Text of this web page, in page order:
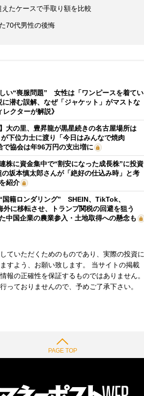
たケースで手取り額を比較
70代男性の後悔
い“喪服問題” 女性は「ワンピースを着てい
潜む誤解、なぜ「ジャケット」がマストな
クターが解説》
大の里、豊昇龍が黒星続きの名古屋場所は
が下位力士に渡り「今日はみんなで焼肉
協会は年96万円の支出増に
株に資金集中で“割安になった成長株”に投資
坂本慎太郎さんが「絶好の仕込み時」と考
紹介
国籍ロンダリング” SHEIN、TikTok、
に移転させ、トランプ関税の回避を狙う
中国企業の農業参入・土地取得への懸念も
ていただくためのものであり、実際の投資に
すよう、お願い致します。 当サイトの掲載
報の正確性を保証するものではありません。
っておりませんので、予めご了承下さい。
PAGE TOP